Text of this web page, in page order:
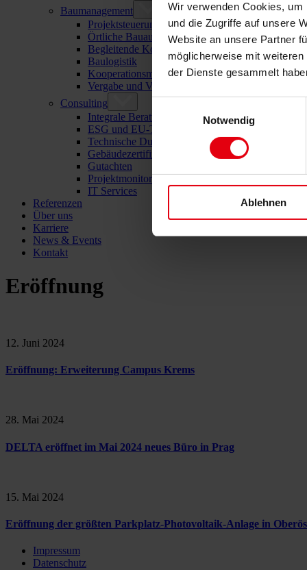
Wir verwenden Cookies,
und die Zugriffe auf unsere
Website an unsere Partner
möglicherweise mit
der Dienste gesammelt
Notwendig
Ablehnen
Baumanagement
Projektsteuerung und Projektleitung
Örtliche Bauaufsicht (ÖBA)
Begleitende Kontrolle
Baulogistik
Kooperationsmanagement
Vergabe und Vertragsmanagement
Consulting
Integrale Beratung
ESG und EU-Taxonomie Beratung
Technische Due Diligence
Gebäudezertifizierung
Gutachten
Projektmonitoring
IT Services
Referenzen
Über uns
Karriere
News & Events
Kontakt
Eröffnung
12. Juni 2024
Eröffnung: Erweiterung Campus Krems
28. Mai 2024
DELTA eröffnet im Mai 2024 neues Büro in Prag
15. Mai 2024
Eröffnung der größten Parkplatz-Photovoltaik-Anlage in
Impressum
Datenschutz